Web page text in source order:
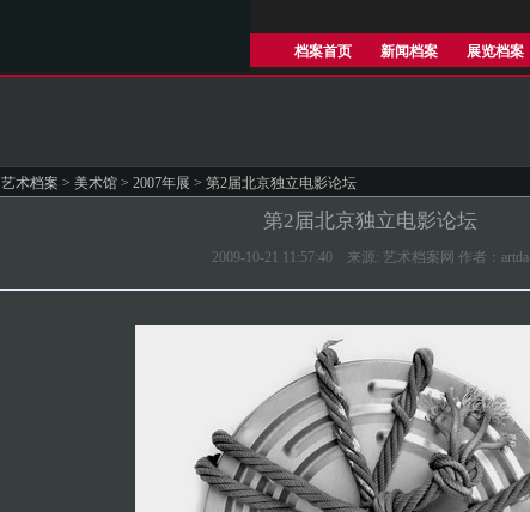
档案首页 新闻档案 展览档案
艺术档案 > 美术馆 > 2007年展 > 第2届北京独立电影论坛
第2届北京独立电影论坛
2009-10-21 11:57:40 来源: 艺术档案网 作者：artda